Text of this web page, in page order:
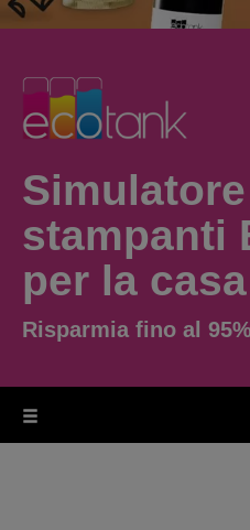
stampanti
per la casa
Risparmia fino al